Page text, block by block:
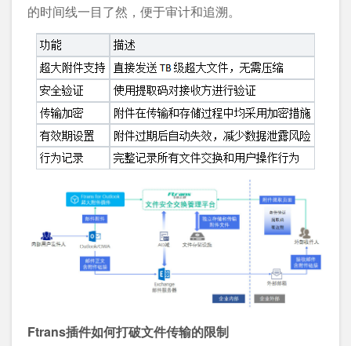
的时间线一目了然，便于审计和追溯。
Ftrans插件如何打破文件传输的限制